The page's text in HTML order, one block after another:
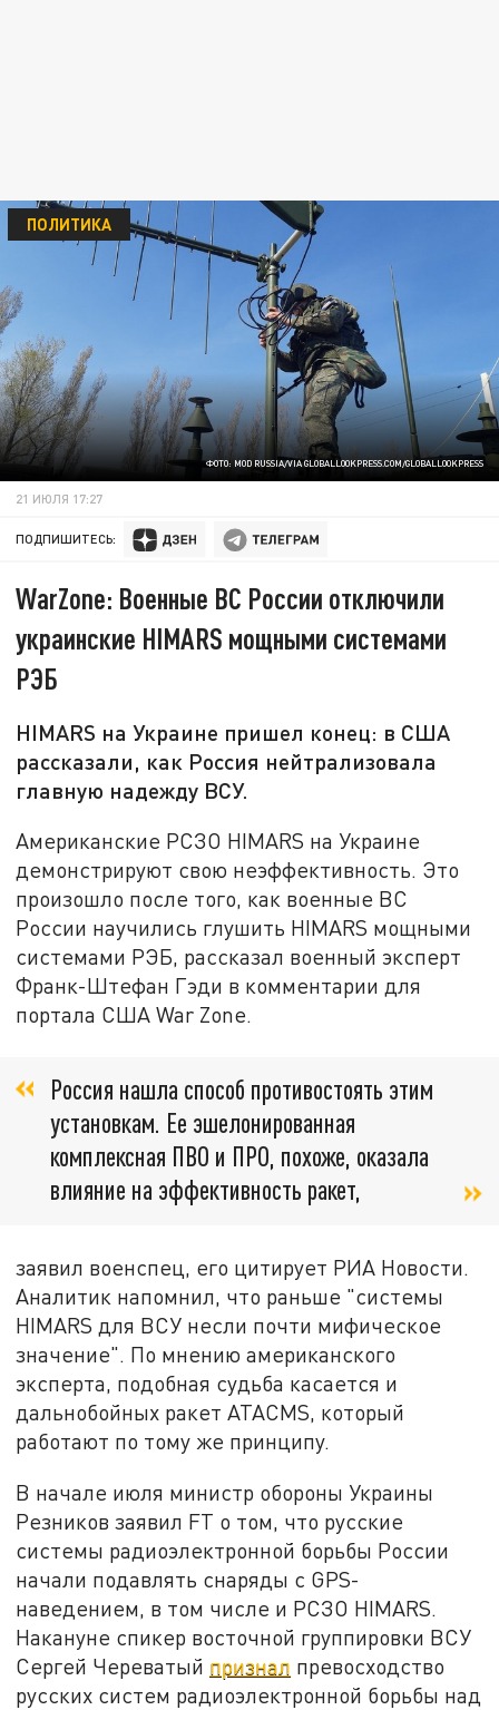
ФОТО: MOD RUSSIA/VIA GLOBALLOOKPRESS.COM/GLOBALLOOKPRESS
ПОЛИТИКА
21 ИЮЛЯ 17:27
ПОДПИШИТЕСЬ:
WarZone: Военные ВС России отключили
украинские HIMARS мощными системами
РЭБ
HIMARS на Украине пришел конец: в США
рассказали, как Россия нейтрализовала
главную надежду ВСУ.
Американские РСЗО HIMARS на Украине
демонстрируют свою неэффективность. Это
произошло после того, как военные ВС
России научились глушить HIMARS мощными
системами РЭБ, рассказал военный эксперт
Франк-Штефан Гэди в комментарии для
портала США War Zone.
Россия нашла способ противостоять этим
установкам. Ее эшелонированная
комплексная ПВО и ПРО, похоже, оказала
влияние на эффективность ракет,
заявил военспец, его цитирует РИА Новости.
Аналитик напомнил, что раньше "системы
HIMARS для ВСУ несли почти мифическое
значение". По мнению американского
эксперта, подобная судьба касается и
дальнобойных ракет ATACMS, который
работают по тому же принципу.
В начале июля министр обороны Украины
Резников заявил FT о том, что русские
системы радиоэлектронной борьбы России
начали подавлять снаряды с GPS-
наведением, в том числе и РСЗО HIMARS.
Накануне спикер восточной группировки ВСУ
Сергей Череватый признал превосходство
русских систем радиоэлектронной борьбы над